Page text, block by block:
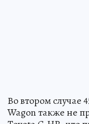
Во втором случае
Wagon также не